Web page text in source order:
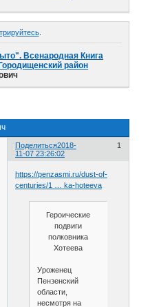
.
Всенародная Книга
Городищенский район
Поделиться 1
2018-
11-07 23:26:02
https://penzasmi.ru/dust-of-
centuries/1 … ka-hoteeva
Героические
подвиги
полковника
Хотеева
Уроженец
Пензенский
области,
несмотря на